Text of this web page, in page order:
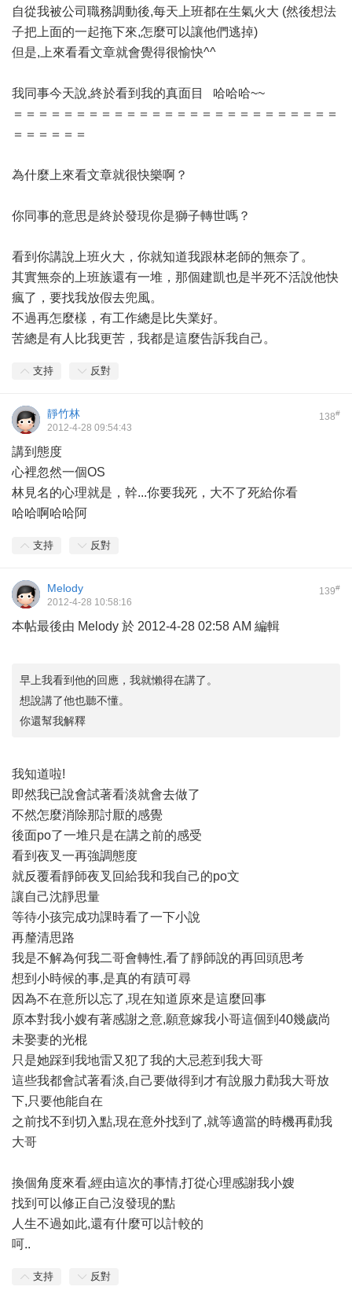
自從我被公司職務調動後,每天上班都在生氣火大 (然後想法
子把上面的一起拖下來,怎麼可以讓他們逃掉)
但是,上來看看文章就會覺得很愉快^^
我同事今天說,終於看到我的真面目 哈哈哈~~
＝＝＝＝＝＝＝＝＝＝＝＝＝＝＝＝＝＝＝＝＝＝＝＝＝＝
＝＝＝＝＝＝
為什麼上來看文章就很快樂啊？
你同事的意思是終於發現你是獅子轉世嗎？
看到你講說上班火大，你就知道我跟林老師的無奈了。
其實無奈的上班族還有一堆，那個建凱也是半死不活說他快
瘋了，要找我放假去兜風。
不過再怎麼樣，有工作總是比失業好。
苦總是有人比我更苦，我都是這麼告訴我自己。
支持 反對
138#
靜竹林
2012-4-28 09:54:43
講到態度
心裡忽然一個OS
林見名的心理就是，幹...你要我死，大不了死給你看
哈哈啊哈哈阿
支持 反對
139#
Melody
2012-4-28 10:58:16
本帖最後由 Melody 於 2012-4-28 02:58 AM 編輯
早上我看到他的回應，我就懶得在講了。
想說講了他也聽不懂。
你還幫我解釋
我知道啦!
即然我已說會試著看淡就會去做了
不然怎麼消除那討厭的感覺
後面po了一堆只是在講之前的感受
看到夜叉一再強調態度
就反覆看靜師夜叉回給我和我自己的po文
讓自己沈靜思量
等待小孩完成功課時看了一下小說
再釐清思路
我是不解為何我二哥會轉性,看了靜師說的再回頭思考
想到小時候的事,是真的有蹟可尋
因為不在意所以忘了,現在知道原來是這麼回事
原本對我小嫂有著感謝之意,願意嫁我小哥這個到40幾歲尚
未娶妻的光棍
只是她踩到我地雷又犯了我的大忌惹到我大哥
這些我都會試著看淡,自己要做得到才有說服力勸我大哥放
下,只要他能自在
之前找不到切入點,現在意外找到了,就等適當的時機再勸我
大哥
換個角度來看,經由這次的事情,打從心理感謝我小嫂
找到可以修正自己沒發現的點
人生不過如此,還有什麼可以計較的
呵..
支持 反對